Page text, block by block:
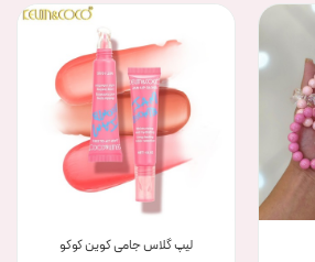
لیپ گلاس جامی کوین کوکو